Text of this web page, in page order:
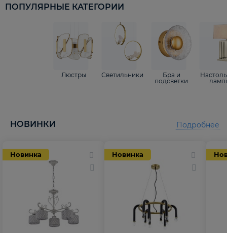
ПОПУЛЯРНЫЕ КАТЕГОРИИ
Люстры Светильники
Бра и
подсветки
НОВИНКИ
Новинка Новинка
Подробнее